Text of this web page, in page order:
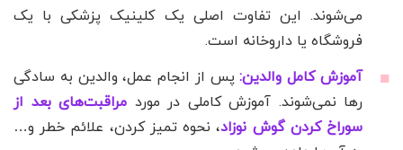
می‌شوند. این تفاوت اصلی یک کلینیک پزشکی با یک
فروشگاه یا داروخانه است.
آموزش کامل والدین:پس از انجام عمل، والدین به سادگی
رها نمی‌شوند. آموزش کاملی در مورد مراقبت‌های بعد از
سوراخ کردن گوش نوزاد، نحوه تمیز کردن، علائم خطر و…